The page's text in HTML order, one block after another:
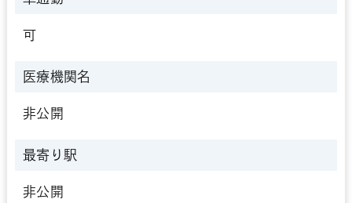
可
医療機関名
非公開
最寄り駅
非公開